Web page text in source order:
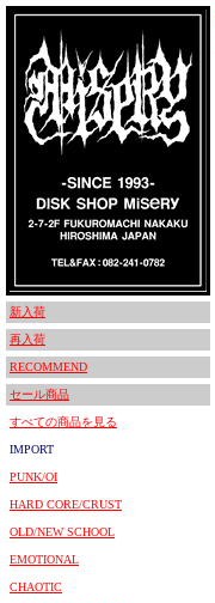
新入荷
再入荷
RECOMMEND
セール商品
すべての商品を見る
IMPORT
PUNK/OI
HARD CORE/CRUST
OLD/NEW SCHOOL
EMOTIONAL
CHAOTIC